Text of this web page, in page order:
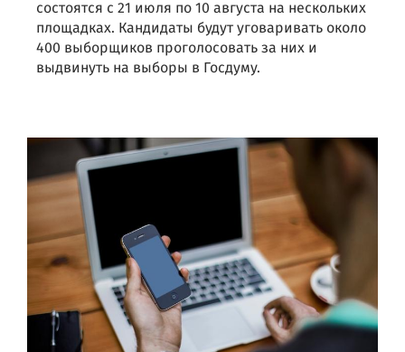
состоятся с 21 июля по 10 августа на нескольких
площадках. Кандидаты будут уговаривать около
400 выборщиков проголосовать за них и
выдвинуть на выборы в Госдуму.